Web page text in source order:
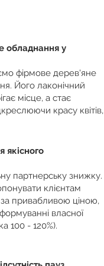
обладнання у
фірмове дерев'яне
Його лаконічний
місце, а стає
красу квітів,
якісного
партнерську знижку.
клієнтам
привабливою ціною,
власної
100 - 120%).